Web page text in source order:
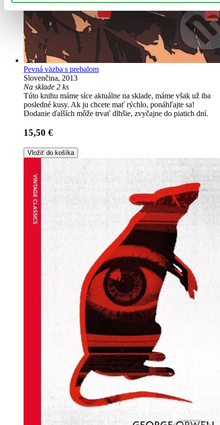
Pevná väzba s prebalom
Slovenčina, 2013
Na sklade 2 ks
Túto knihu máme síce aktuálne na sklade, máme však už iba
posledné kusy. Ak ju chcete mať rýchlo, ponáhľajte sa!
Dodanie ďalších môže trvať dlhšie, zvyčajne do piatich dní.
15,50 €
Vložiť do košíka